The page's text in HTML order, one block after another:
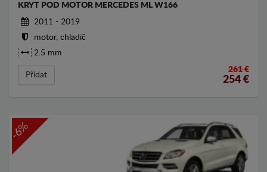
KRYT POD MOTOR MERCEDES ML W166
2011 - 2019
motor, chladič
2.5 mm
Přídat
261 €
254 €
-6%